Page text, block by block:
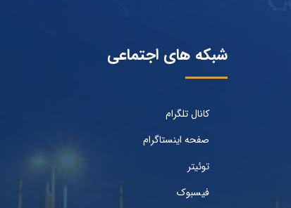
شبکه های اجتماعی
کانال تلگرام
صفحه اینستاگرام
توئیتر
فیسبوک